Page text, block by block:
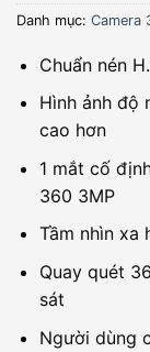
Danh mục: Camera
Chuẩn nén
Hình ảnh độ
cao hơn
1 mắt cố
360 3MP
Tầm nhìn xa
Quay quét
sát
Người dùng